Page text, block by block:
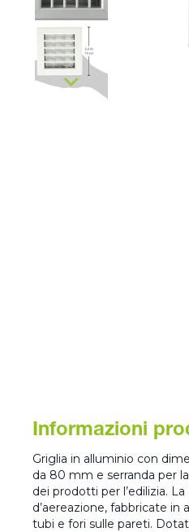
Informazioni
Griglia in alluminio con
da 80 mm e serranda per
dei prodotti per l’edilizia.
d’aereazione, fabbricate
tubi e fori sulle pareti.